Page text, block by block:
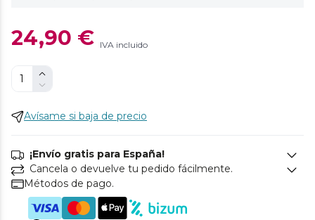
24,90 € IVA incluido
Avísame si baja de precio
¡Envío gratis para España!
Cancela o devuelve tu pedido fácilmente.
Métodos de pago.